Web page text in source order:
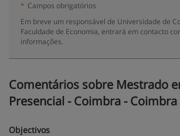
* Campos obrigatórios
Em breve um responsável de Universidade de
Faculdade de Economia, entrará em contacto
informações.
Comentários sobre Mestrado
Presencial - Coimbra -
Objectivos